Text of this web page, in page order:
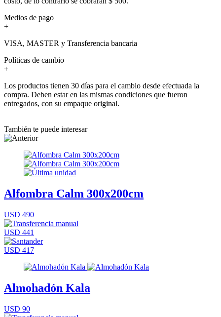
Medios de pago
+
VISA, MASTER y Transferencia bancaria
Políticas de cambio
+
Los productos tienen 30 días para el cambio desde efectuada la
compra. Deben estar en las mismas condiciones que fueron
entregados, con su empaque original.
También te puede interesar
Alfombra Calm 300x200cm
USD 490
USD 441
USD 417
Almohadón Kala
USD 90